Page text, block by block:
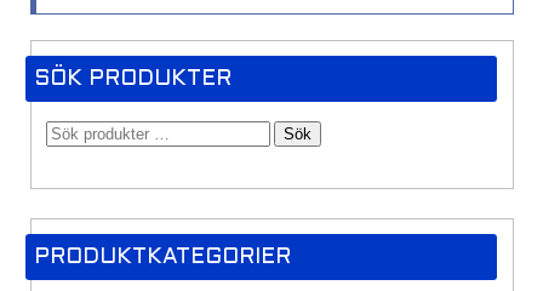
SÖK PRODUKTER
Sök
PRODUKTKATEGORIER